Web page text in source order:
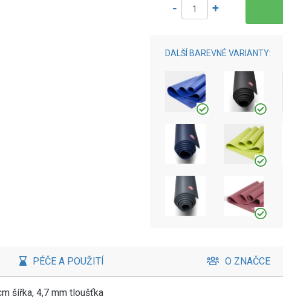
- +
DALŠÍ BAREVNÉ VARIANTY:
PÉČE A POUŽITÍ O ZNAČCE
šířka, 4,7 mm tloušťka